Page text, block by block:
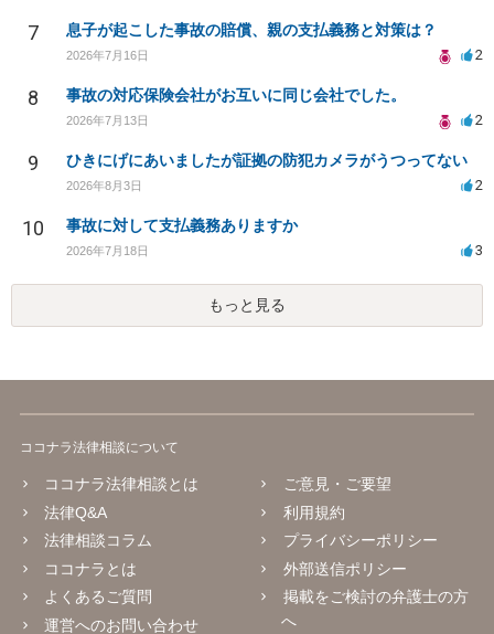
7 息子が起こした事故の賠償、親の支払義務と対策は？
2026年7月16日 2
8 事故の対応保険会社がお互いに同じ会社でした。
2026年7月13日 2
9 ひきにげにあいましたが証拠の防犯カメラがうつってない
2026年8月3日 2
10 事故に対して支払義務ありますか
2026年7月18日 3
もっと見る
ココナラ法律相談について
ココナラ法律相談とは
法律Q&A
法律相談コラム
ココナラとは
よくあるご質問
運営へのお問い合わせ
ご意見・ご要望
利用規約
プライバシーポリシー
外部送信ポリシー
掲載をご検討の弁護士の方
へ